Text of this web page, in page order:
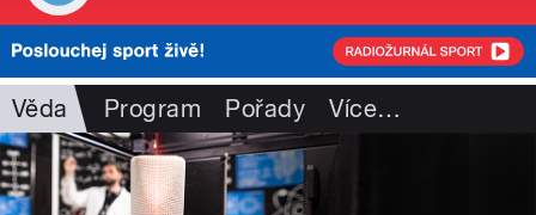
Věda Program Pořady Více…